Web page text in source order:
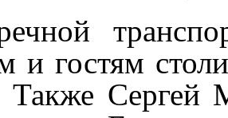
и гостям
Также Сергей